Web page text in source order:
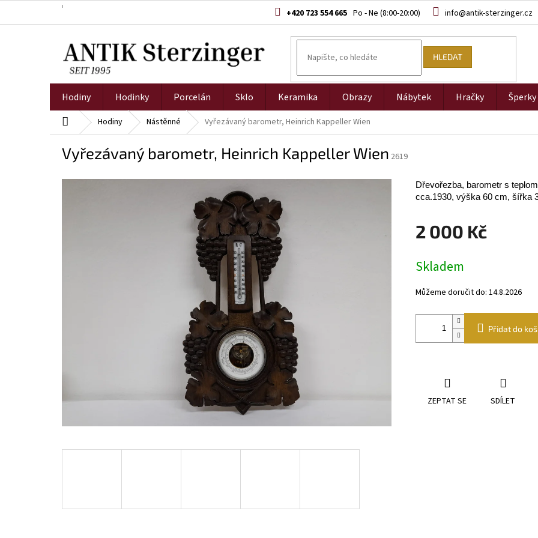
obsah
+420 723 554 665 info@antik-sterzinger.cz
HLEDAT
Hodiny Hodinky Porcelán Sklo Keramika Obrazy Nábytek Hračky Šperky
Domů Hodiny Nástěnné Vyřezávaný barometr, Heinrich Kappeller Wien
Vyřezávaný barometr, Heinrich Kappeller Wien 2619
2 000 Kč
cena:
Skladem
Můžeme doručit do: 14.8.2026
Přidat do
Dřevořezba, barometr s
cca.1930, výška 60 cm, šířka
ZEPTAT SE SDÍLET